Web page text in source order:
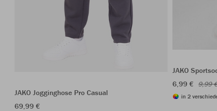
JAKO Jogginghose Pro Casual
69,99 €
JAKO
6,99 € 9,99
in 2